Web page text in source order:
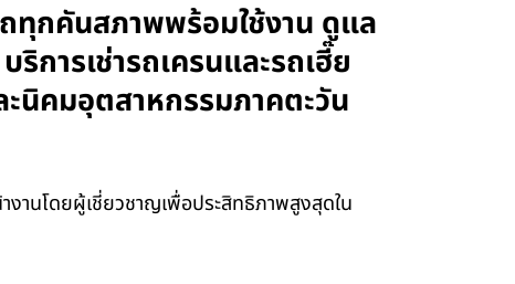
ทุกคันสภาพพร้อมใช้งาน ดูแล
การเช่ารถเครนและรถเฮี๊ย
นิคมอุตสาหกรรมภาคตะวัน
านโดยผู้เชี่ยวชาญเพื่อประสิทธิภาพสูงสุดใน